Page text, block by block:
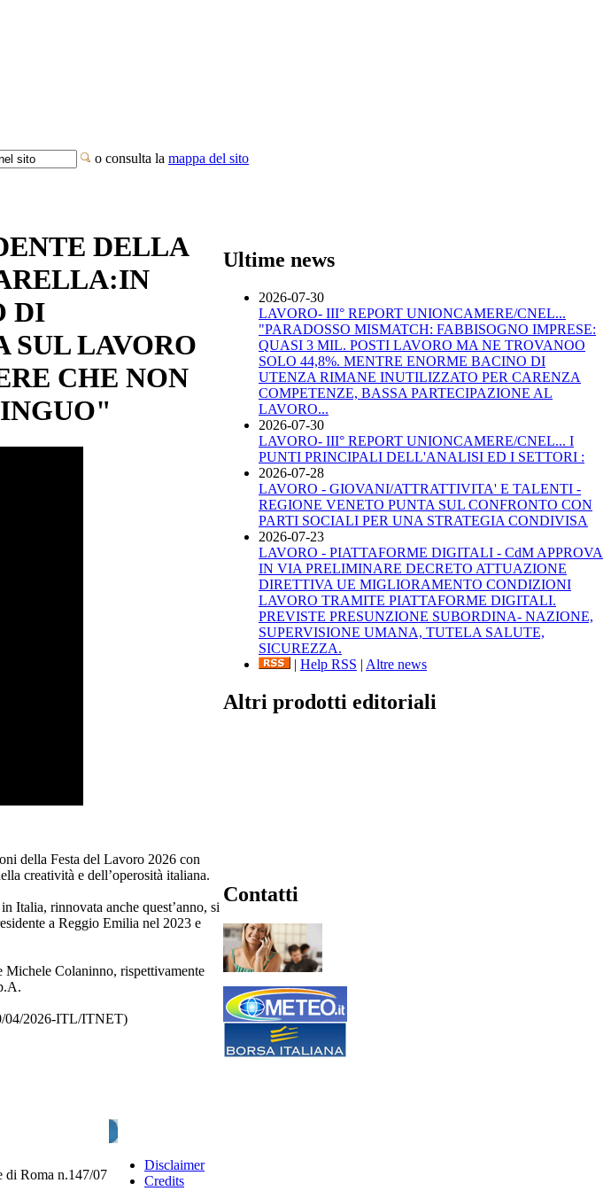
o consulta la mappa del sito
DELLA
DI
SUL LAVORO
CHE NON
della Festa del Lavoro 2026 con
creatività e dell’operosità italiana.
Italia, rinnovata anche quest’anno, si
a Reggio Emilia nel 2023 e
Colaninno, rispettivamente
04/2026-ITL/ITNET)
Ultime news
2026-07-30
LAVORO- III° REPORT UNIONCAMERE/CNEL...
"PARADOSSO MISMATCH: FABBISOGNO IMPRESE:
QUASI 3 MIL. POSTI LAVORO MA NE TROVANOO
SOLO 44,8%. MENTRE ENORME BACINO DI
UTENZA RIMANE INUTILIZZATO PER CARENZA
COMPETENZE, BASSA PARTECIPAZIONE AL
LAVORO...
2026-07-30
LAVORO- III° REPORT UNIONCAMERE/CNEL... I
PUNTI PRINCIPALI DELL'ANALISI ED I SETTORI :
2026-07-28
LAVORO - GIOVANI/ATTRATTIVITA' E TALENTI -
REGIONE VENETO PUNTA SUL CONFRONTO CON
PARTI SOCIALI PER UNA STRATEGIA CONDIVISA
2026-07-23
LAVORO - PIATTAFORME DIGITALI - CdM APPROVA
IN VIA PRELIMINARE DECRETO ATTUAZIONE
DIRETTIVA UE MIGLIORAMENTO CONDIZIONI
LAVORO TRAMITE PIATTAFORME DIGITALI.
PREVISTE PRESUNZIONE SUBORDINA- NAZIONE,
SUPERVISIONE UMANA, TUTELA SALUTE,
SICUREZZA.
| Help RSS | Altre news
Altri prodotti editoriali
Contatti
di Roma n.147/07
Disclaimer
Credits